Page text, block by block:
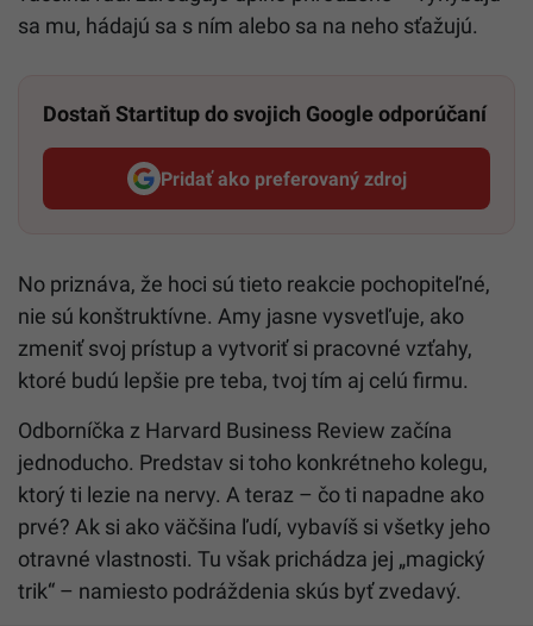
sa mu, hádajú sa s ním alebo sa na neho sťažujú.
Dostaň Startitup do svojich Google odporúčaní
Pridať ako preferovaný zdroj
Startitup, odkaz sa otvorí v
No priznáva, že hoci sú tieto reakcie pochopiteľné,
nie sú konštruktívne. Amy jasne vysvetľuje, ako
zmeniť svoj prístup a vytvoriť si pracovné vzťahy,
ktoré budú lepšie pre teba, tvoj tím aj celú firmu.
Odborníčka z Harvard Business Review začína
jednoducho. Predstav si toho konkrétneho kolegu,
ktorý ti lezie na nervy. A teraz – čo ti napadne ako
prvé? Ak si ako väčšina ľudí, vybavíš si všetky jeho
otravné vlastnosti. Tu však prichádza jej „magický
trik“ – namiesto podráždenia skús byť zvedavý.